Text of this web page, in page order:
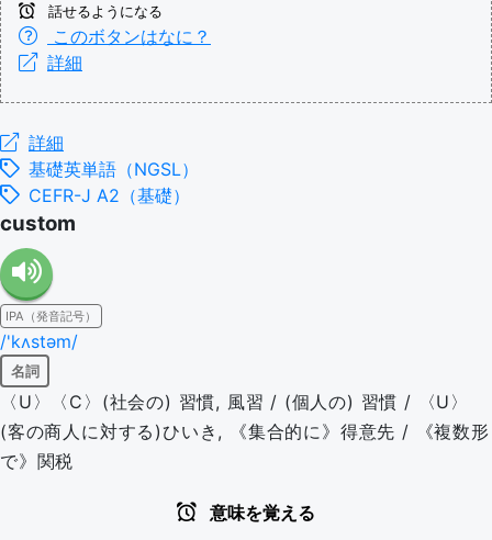
話せるようになる
このボタンはなに？
詳細
詳細
基礎英単語（NGSL）
CEFR-J A2（基礎）
custom
IPA（発音記号）
/'kʌstəm/
名詞
〈U〉〈C〉(社会の) 習慣, 風習 / (個人の) 習慣 / 〈U〉
(客の商人に対する)ひいき, 《集合的に》得意先 / 《複数形
で》関税
意味を覚える